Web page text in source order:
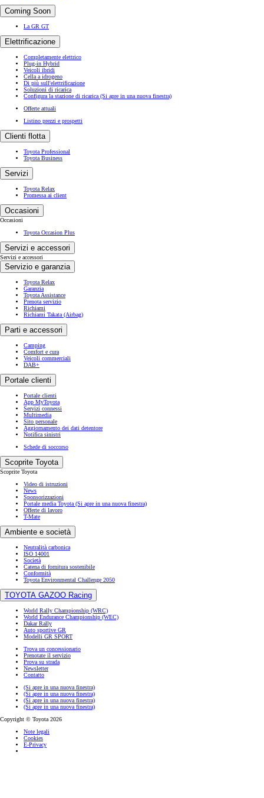
Coming Soon
La GR GT
Elettrificazione
Completamente elettrico
Plug-in Hybrid
Veicoli ibridi
Cella a idrogeno
Di più sull'elettrificazione
Soluzioni di ricarica
Configura la stazione di ricarica(Si apre in una nuova finestra)
Offerte attuali
Listino prezzi e prospetti
Clienti flotta
Toyota Professional
Toyota Business
Servizi
Toyota Relax
Promessa ai client
Occasioni
Occasioni
Toyota Occasion Plus
Servizi e accessori
Servizi e accessori
Servizio e garanzia
Toyota Relax
Garanzia
Toyota Assistance
Prenota servizio
Richiami
Richiami Takata (Airbag)
Parti e accessori
Camping
Comfort e cura
Veicoli commerciali
DAB+
Portale clienti
Portale clienti
App MyToyota
Servizi connessi
Multimedia
Sito personale
Aggiornamento dei dati detentore
Notifica sinistri
Schede di soccorso
Scoprite Toyota
Scoprite Toyota
Video di istruzioni
News
Sponsorizzazioni
Portale media Toyota(Si apre in una nuova finestra)
Offerte di lavoro
T-Mate
Ambiente e società
Neutralità carbonica
ISO 14001
Società
Catena di fornitura sostenibile
Conformità
Toyota Environmental Challenge 2050
TOYOTA GAZOO Racing
World Rally Championship (WRC)
World Endurance Championship (WEC)
Dakar Rally
Auto sportive GR
Modelli GR SPORT
Trova un concessionario
Prenotate il servizio
Prova su strada
Newsletter
Contatto
(Si apre in una nuova finestra)
(Si apre in una nuova finestra)
(Si apre in una nuova finestra)
(Si apre in una nuova finestra)
Copyright © Toyota 2026
Note legali
Cookies
E-Privacy